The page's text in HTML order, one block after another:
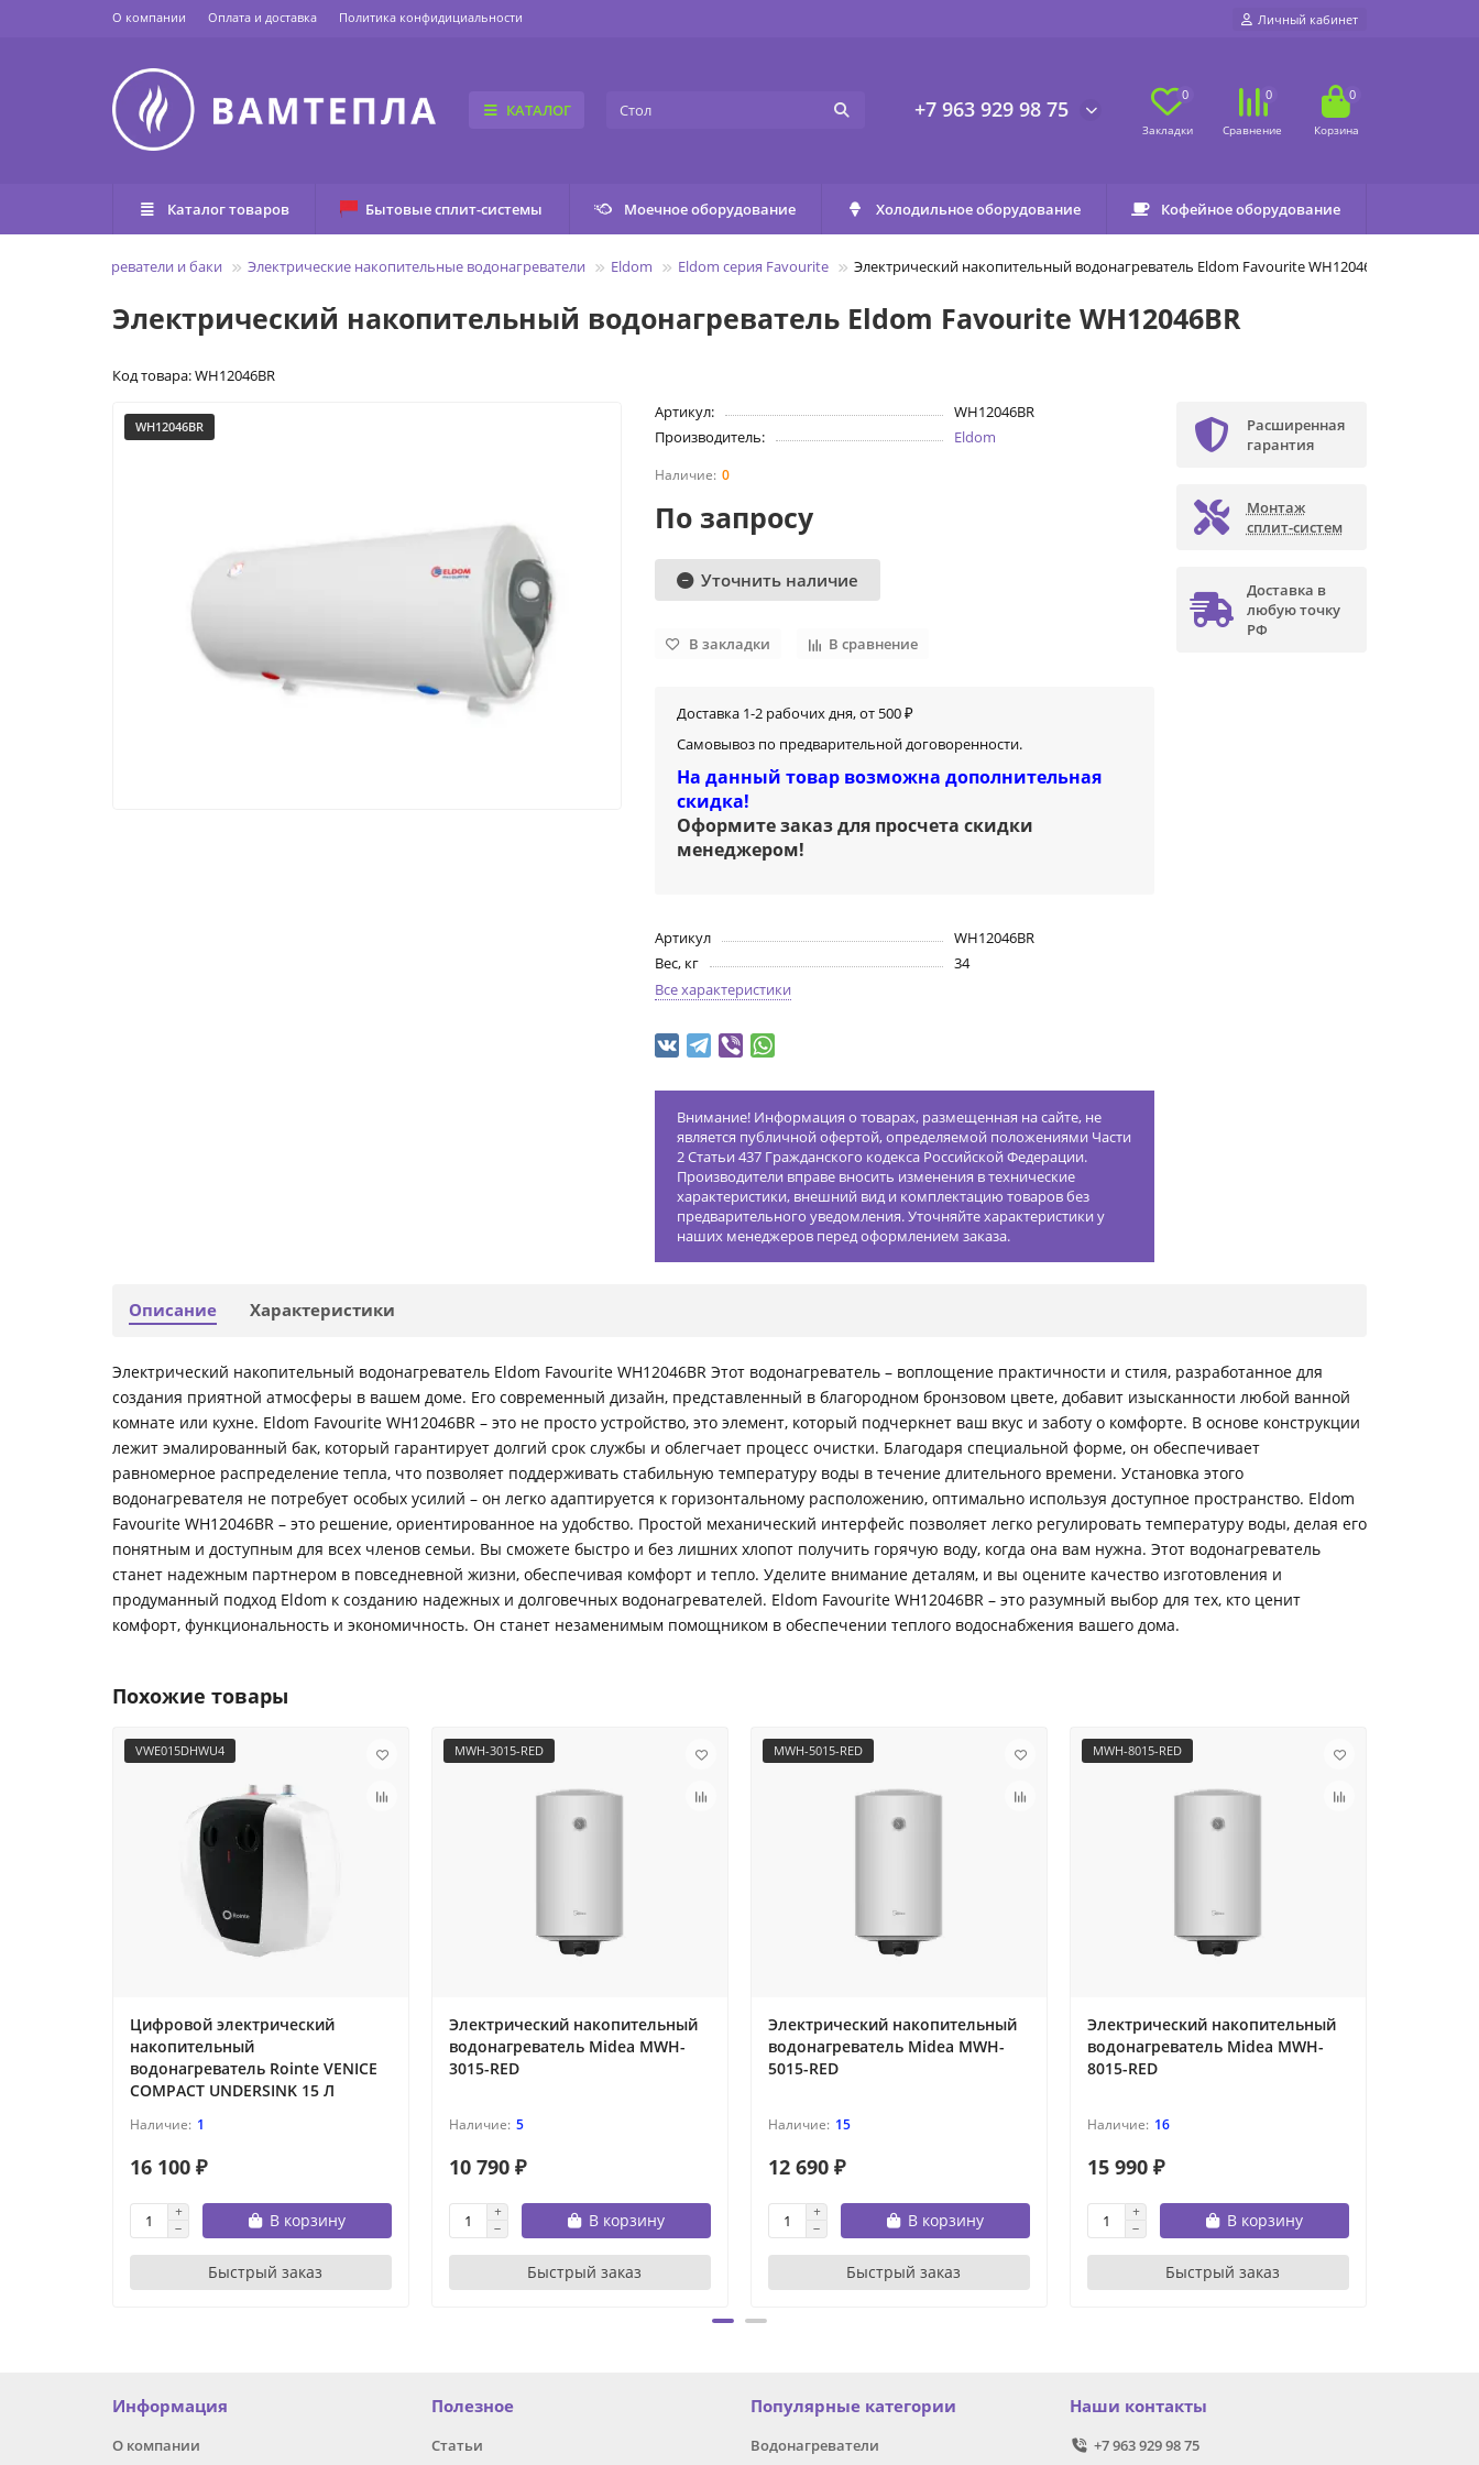
О компании Оплата и доставка Политика конфидициальности Личный кабинет
КАТАЛОГ +7 963 929 98 75
0 0 0
Каталог товаров Бытовые сплит-системы Моечное оборудование Холодильное оборудование Кофейное оборудование
Водонагреватели и баки Электрические накопительные водонагреватели Eldom Eldom серия Favourite Электрический накопительный водонагреватель Eldom Favourite WH12046BR
Электрический накопительный водонагреватель Eldom Favourite WH12046BR
Код товара: WH12046BR
WH12046BR
Артикул:
WH12046BR
Производитель:
Eldom
0
По запросу
Уточнить наличие
В закладки В сравнение
Доставка 1-2 рабочих дня, от 500 ₽
Самовывоз по предварительной договоренности.
На данный товар возможна дополнительная
скидка!
Оформите заказ для просчета скидки
менеджером!
Артикул
WH12046BR
Вес, кг
34
Все характеристики
Внимание! Информация о товарах, размещенная на сайте, не
является публичной офертой, определяемой положениями Части
2 Статьи 437 Гражданского кодекса Российской Федерации.
Производители вправе вносить изменения в технические
характеристики, внешний вид и комплектацию товаров без
предварительного уведомления. Уточняйте характеристики у
наших менеджеров перед оформлением заказа.
Расширенная
гарантия
Монтаж
сплит-систем
Доставка в
любую точку
РФ
Описание Характеристики
Электрический накопительный водонагреватель Eldom Favourite WH12046BR Этот водонагреватель – воплощение практичности и стиля, разработанное для
создания приятной атмосферы в вашем доме. Его современный дизайн, представленный в благородном бронзовом цвете, добавит изысканности любой ванной
комнате или кухне. Eldom Favourite WH12046BR – это не просто устройство, это элемент, который подчеркнет ваш вкус и заботу о комфорте. В основе конструкции
лежит эмалированный бак, который гарантирует долгий срок службы и облегчает процесс очистки. Благодаря специальной форме, он обеспечивает
равномерное распределение тепла, что позволяет поддерживать стабильную температуру воды в течение длительного времени. Установка этого
водонагревателя не потребует особых усилий – он легко адаптируется к горизонтальному расположению, оптимально используя доступное пространство. Eldom
Favourite WH12046BR – это решение, ориентированное на удобство. Простой механический интерфейс позволяет легко регулировать температуру воды, делая его
понятным и доступным для всех членов семьи. Вы сможете быстро и без лишних хлопот получить горячую воду, когда она вам нужна. Этот водонагреватель
станет надежным партнером в повседневной жизни, обеспечивая комфорт и тепло. Уделите внимание деталям, и вы оцените качество изготовления и
продуманный подход Eldom к созданию надежных и долговечных водонагревателей. Eldom Favourite WH12046BR – это разумный выбор для тех, кто ценит
комфорт, функциональность и экономичность. Он станет незаменимым помощником в обеспечении теплого водоснабжения вашего дома.
Похожие товары
VWE015DHWU4
Цифровой электрический
накопительный
водонагреватель Rointe VENICE
COMPACT UNDERSINK 15 Л
1
16 100 ₽
В корзину
Быстрый заказ
MWH-3015-RED
Электрический накопительный
водонагреватель Midea MWH-
3015-RED
5
10 790 ₽
В корзину
Быстрый заказ
MWH-5015-RED
Электрический накопительный
водонагреватель Midea MWH-
5015-RED
15
12 690 ₽
В корзину
Быстрый заказ
MWH-8015-RED
Электрический накопительный
водонагреватель Midea MWH-
8015-RED
16
15 990 ₽
В корзину
Быстрый заказ
Информация
О компании
Полезное
Статьи
Популярные категории
Водонагреватели
Наши контакты
+7 963 929 98 75